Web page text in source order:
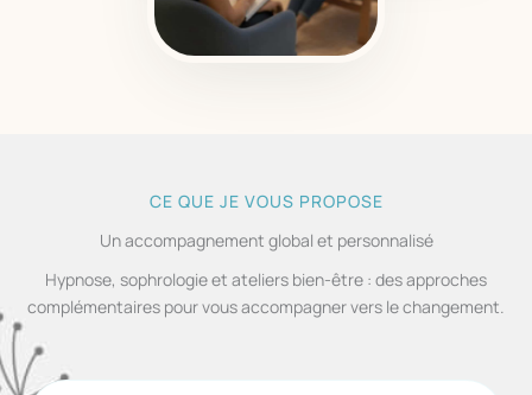
CE QUE JE VOUS PROPOSE
Un accompagnement global et personnalisé
Hypnose, sophrologie et ateliers bien-être : des approches
complémentaires pour vous accompagner vers le changement.